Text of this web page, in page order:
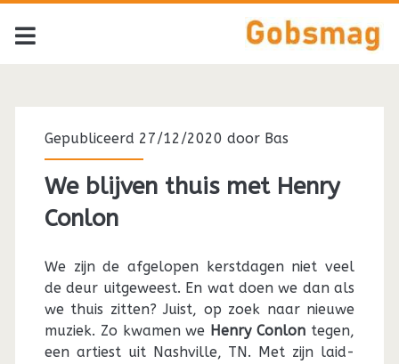
Gepubliceerd 27/12/2020 door Bas
We blijven thuis met Henry
Conlon
We zijn de afgelopen kerstdagen niet veel
de deur uitgeweest. En wat doen we dan als
we thuis zitten? Juist, op zoek naar nieuwe
muziek. Zo kwamen we Henry Conlon tegen,
een artiest uit Nashville, TN. Met zijn laid-